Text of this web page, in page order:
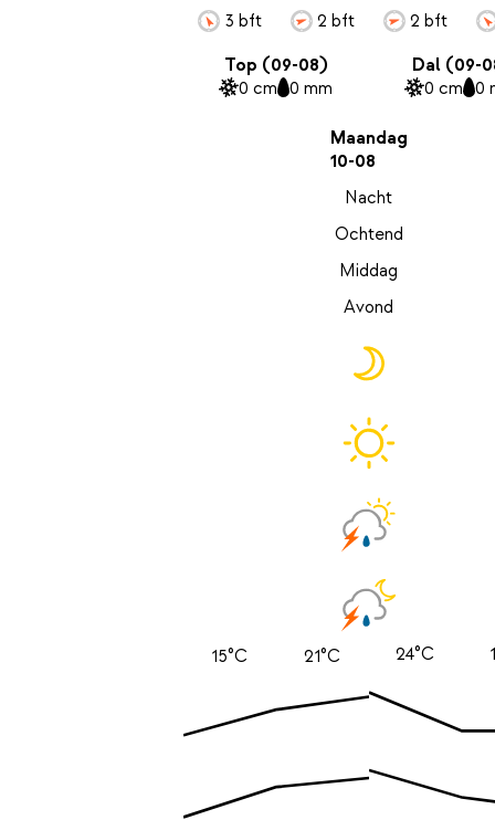
3 bft 2 bft 2 bft
Top (09-08)
0 cm 0 mm
Dal (09-
0 cm 0
Maandag
10-08
Nacht
Ochtend
Middag
Avond
15°C 21°C 24°C